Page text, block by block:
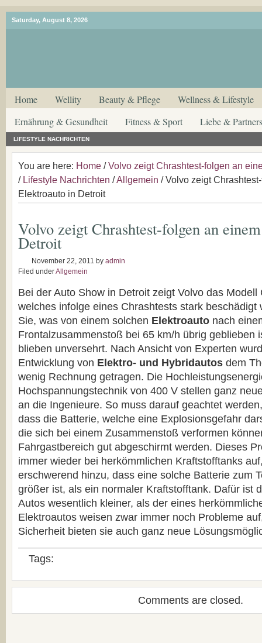
Saturday, August 8, 2026
Home Wellity Beauty & Pflege
Wellness & Lifestyle
Ernährung & Gesundheit
Fitness & Sport Liebe &
LIFESTYLE NACHRICHTEN
You are here: Home /Volvo zeigt Chrashtest-folgen an
/ Lifestyle Nachrichten /Allgemein / Volvo zeigt
Elektroauto in Detroit
Volvo zeigt Chrashtest-folgen an
Detroit
November 22, 2011 by admin
Filed underAllgemein
Bei der Auto Show in Detroit zeigt Volvo das Modell
welches infolge eines Chrashtests stark beschädigt
Sie, was von einem solchen Elektroauto nach
Frontalzusammenstoß bei 65 km/h übrig geblieben
blieben unversehrt. Nach Ansicht von Experten
Entwicklung von Elektro- und Hybridautos dem
wenig Rechnung getragen. Die
Hochspannungstechnik von 400 V stellen ganz
an die Ingenieure. So muss darauf geachtet werden,
dass die Batterie, welche eine Explosionsgefahr
die sich bei einem Zusammenstoß verformen
Fahrgastbereich gut abgeschirmt werden. Dieses
immer wieder bei herkömmlichen Kraftstofftanks
erschwerend hinzu, dass eine solche Batterie zum
größer ist, als ein normaler Kraftstofftank. Dafür ist
Autos wesentlich kleiner, als der eines
Elektroautos weisen zwar immer noch Probleme
Sicherheit bieten sie auch ganz neue
Tags:
Comments are closed.